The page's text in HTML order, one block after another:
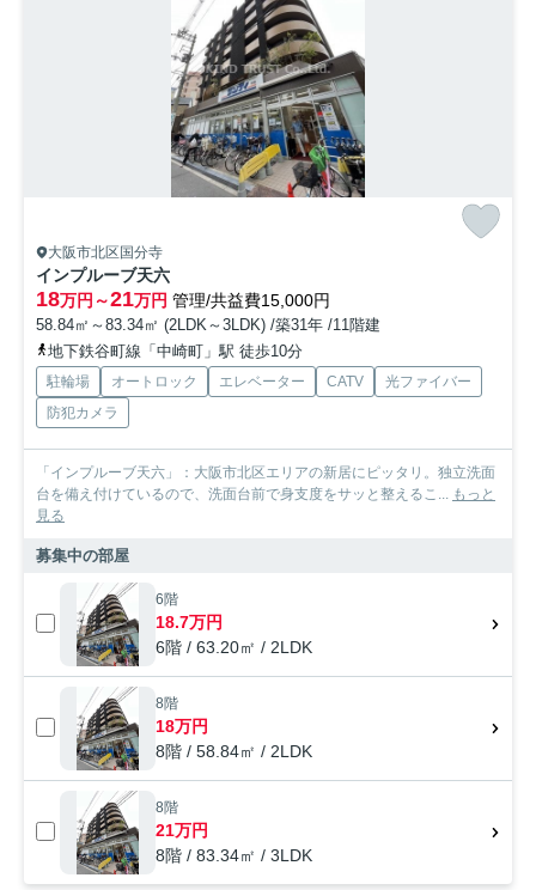
大阪市北区国分寺
インプルーブ天六
18万円～21万円 管理/共益費15,000円
58.84㎡～83.34㎡ (2LDK～3LDK) /築31年 /11階建
地下鉄谷町線「中崎町」駅 徒歩10分
駐輪場 オートロック エレベーター CATV
光ファイバー
防犯カメラ
「インプルーブ天六」：大阪市北区エリアの新居にピッタリ。独立洗面
台を備え付けているので、洗面台前で身支度をサッと整えるこ...
もっと
見る
募集中の部屋
6階
18.7万円
6階 / 63.20㎡ / 2LDK
8階
18万円
8階 / 58.84㎡ / 2LDK
8階
21万円
8階 / 83.34㎡ / 3LDK